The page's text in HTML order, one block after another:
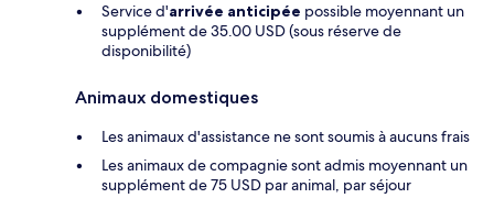
Service d'arrivée anticipée possible moyennant un
supplément de 35.00 USD (sous réserve de
disponibilité)
Animaux domestiques
Les animaux d'assistance ne sont soumis à aucuns frais
Les animaux de compagnie sont admis moyennant un
supplément de 75 USD par animal, par séjour